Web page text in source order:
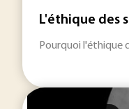
L'éthique des
Pourquoi l'éthique